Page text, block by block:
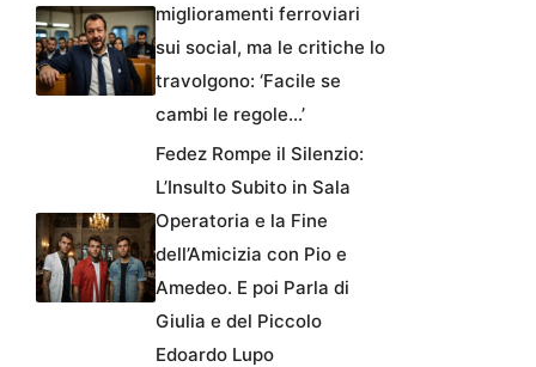
miglioramenti ferroviari
sui social, ma le critiche lo
travolgono: ‘Facile se
cambi le regole…’
Fedez Rompe il Silenzio:
L’Insulto Subito in Sala
Operatoria e la Fine
dell’Amicizia con Pio e
Amedeo. E poi Parla di
Giulia e del Piccolo
Edoardo Lupo